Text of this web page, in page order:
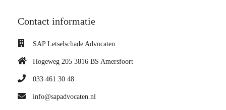
Contact informatie
SAP Letselschade Advocaten
Hogeweg 205 3816 BS Amersfoort
033 461 30 48
info@sapadvocaten.nl